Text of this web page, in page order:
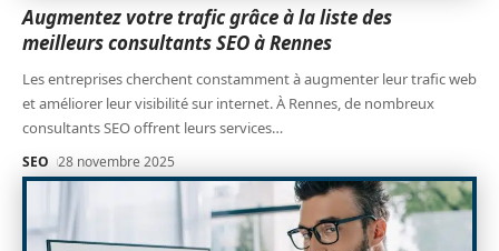
Augmentez votre trafic grâce à la liste des
meilleurs consultants SEO à Rennes
Les entreprises cherchent constamment à augmenter leur trafic web
et améliorer leur visibilité sur internet. À Rennes, de nombreux
consultants SEO offrent leurs services…
SEO 28 novembre 2025